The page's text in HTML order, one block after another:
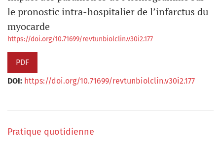
le pronostic intra-hospitalier de l’infarctus du
myocarde
https://doi.org/10.71699/revtunbiolclin.v30i2.177
PDF
DOI: https://doi.org/10.71699/revtunbiolclin.v30i2.177
Pratique quotidienne